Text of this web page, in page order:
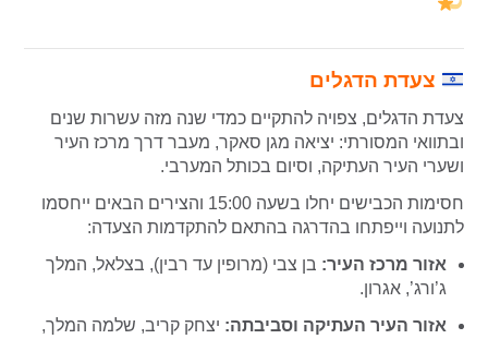
צעדת הדגלים
צעדת הדגלים, צפויה להתקיים כמדי שנה מזה עשרות שנים
ובתוואי המסורתי: יציאה מגן סאקר, מעבר דרך מרכז העיר
ושערי העיר העתיקה, וסיום בכותל המערבי.
חסימות הכבישים יחלו בשעה 15:00 והצירים הבאים ייחסמו
לתנועה וייפתחו בהדרגה בהתאם להתקדמות הצעדה:
אזור מרכז העיר: בן צבי (מרופין עד רבין), בצלאל, המלך
ג’ורג’, אגרון.
אזור העיר העתיקה וסביבתה: יצחק קריב, שלמה המלך,